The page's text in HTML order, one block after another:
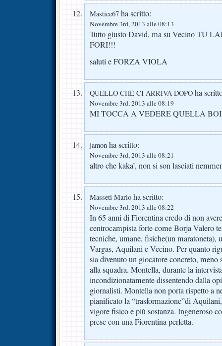
Mastice67 ha scritto:
Novembre 3rd, 2013 alle 08:13
Tutto giusto David, ma su Vecino TU
FORI!!!
saluti e FORZA VIOLA
QUELLO CHE CI ARRIVA DOPO ha
Novembre 3rd, 2013 alle 08:19
MI TOCCA A VEDERE QUELLA
jamon ha scritto:
Novembre 3rd, 2013 alle 08:21
altro che kaka’, non si son lasciati
Masseti Mario ha scritto:
Novembre 3rd, 2013 alle 08:22
In 65 anni di Fiorentina credo di non
centrocampista forte come Borja Valero
tecniche, umane, fisiche(un maratoneta),
Vargas, Aquilani e Vecino. Per quanto
sia divenuto un giocatore concreto, meno
alla squadra. Montella, durante la
incondizionatamente dissentendo dalla
giornalisti. Montella non porta rispetto a
pianificato la “trasformazione”di
vigore fisico e più sostanza. Ingeneroso
prese con una Fiorentina perfetta.